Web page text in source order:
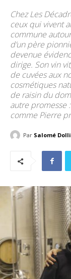
Chez Les
ceux qui vivent
commune
d’un père
devenue
dirige. Son vin
de cuvées aux
cosmétiques
de raisin du
autre promesse
comme Pierre
Par Salomé